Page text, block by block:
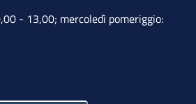
- 13,00; mercoledì pomeriggio: